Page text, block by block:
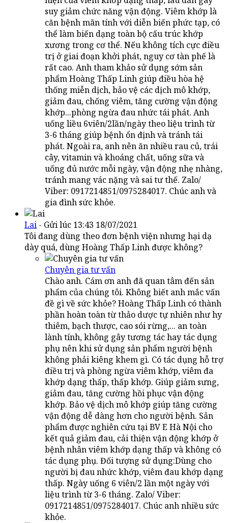
suy giảm chức năng vận động. Viêm khớp là
căn bệnh mãn tính với diễn biến phức tạp, có
thể làm biến dạng toàn bộ cấu trúc khớp
xương trong cơ thể. Nếu không tích cực điều
trị ở giai đoạn khởi phát, nguy cơ tàn phế là
rất cao. Anh tham khảo sử dụng sớm sản
phẩm Hoàng Thấp Linh giúp điều hòa hệ
thống miễn dịch, bảo vệ các dịch mô khớp,
giảm đau, chống viêm, tăng cường vận động
khớp...phòng ngừa đau nhức tái phát. Anh
uống liều 6viên/2lần/ngày theo liệu trình từ
3-6 tháng giúp bệnh ổn định và tránh tái
phát. Ngoài ra, anh nên ăn nhiều rau củ, trái
cây, vitamin và khoáng chất, uống sữa và
uống đủ nước mỗi ngày, vận động nhẹ nhàng,
tránh mang vác nặng và sai tư thế. Zalo/
Viber: 0917214851/0975284017. Chúc anh và
gia đình sức khỏe.
Lai - Gửi lúc 13:43 18/07/2021
Tôi đang dùng theo đơn bệnh viện nhưng hại dạ
dày quá, dùng Hoàng Thấp Linh được không?
Chuyên gia tư vấn
Chào anh. Cám ơn anh đã quan tâm đến sản
phẩm của chúng tôi. Không biết anh mắc vấn
đề gì về sức khỏe? Hoàng Thấp Linh có thành
phần hoàn toàn từ thảo dược tự nhiên như hy
thiêm, bạch thược, cao sói rừng,... an toàn
lành tính, không gây tương tác hay tác dụng
phụ nên khi sử dụng sản phẩm người bệnh
không phải kiêng khem gì. Có tác dụng hỗ trợ
điều trị và phòng ngừa viêm khớp, viêm đa
khớp dạng thấp, thấp khớp. Giúp giảm sưng,
giảm đau, tăng cường hồi phục vận động
khớp. Bảo vệ dịch mô khớp giúp tăng cường
vận động dễ dàng hơn cho người bệnh. Sản
phẩm được nghiên cứu tại BV E Hà Nội cho
kết quả giảm đau, cải thiện vận động khớp ở
bệnh nhân viêm khớp dạng thấp và không có
tác dụng phụ. Đối tượng sử dụng:Dùng cho
người bị đau nhức khớp, viêm đau khớp dạng
thấp. Ngày uống 6 viên/2 lần một ngày với
liệu trình từ 3-6 tháng. Zalo/ Viber:
0917214851/0975284017. Chúc anh nhiều sức
khỏe.